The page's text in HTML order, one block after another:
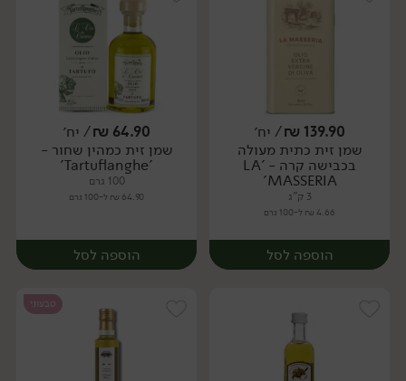
יח׳ יח׳
139.90
₪/ יח׳
שמן זית כתית מעולה
בכבישה קרה - 'LA
MASSERIA'
3 ק"ג
4.66 ₪ ל-100 גרם
הוספה לסל
64.90
₪/ יח׳
שמן זית כמהין שחור -
'Tartuflanghe'
100 גרם
64.90 ₪ ל-100 גרם
הוספה לסל
טבעוני